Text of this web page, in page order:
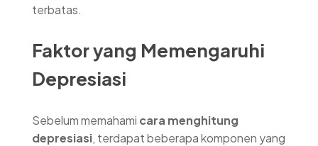
terbatas.
Faktor yang Memengaruhi
Depresiasi
Sebelum memahami cara menghitung
depresiasi, terdapat beberapa komponen yang